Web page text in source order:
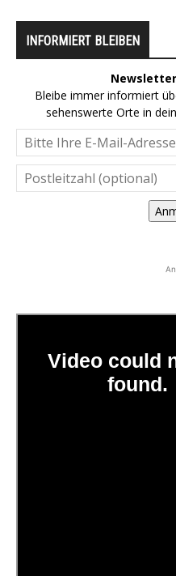
INFORMIERT BLEIBEN
Bleibe immer informiert
sehenswerte Orte in